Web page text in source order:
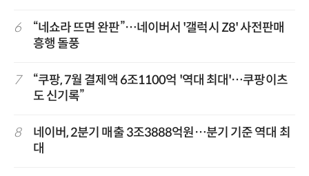
6
“네쇼라 뜨면 완판”…네이버서 '갤럭시 Z8' 사전판매
흥행 돌풍
7
“쿠팡, 7월 결제액 6조1100억 '역대 최대'…쿠팡이츠
도 신기록”
8
네이버, 2분기 매출 3조3888억원…분기 기준 역대 최
대